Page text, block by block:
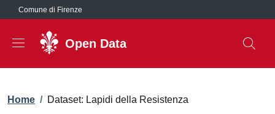
Salta al contenuto principale
Comune di Firenze
Open Data
Briciole di pane
Home / Dataset: Lapidi della Resistenza